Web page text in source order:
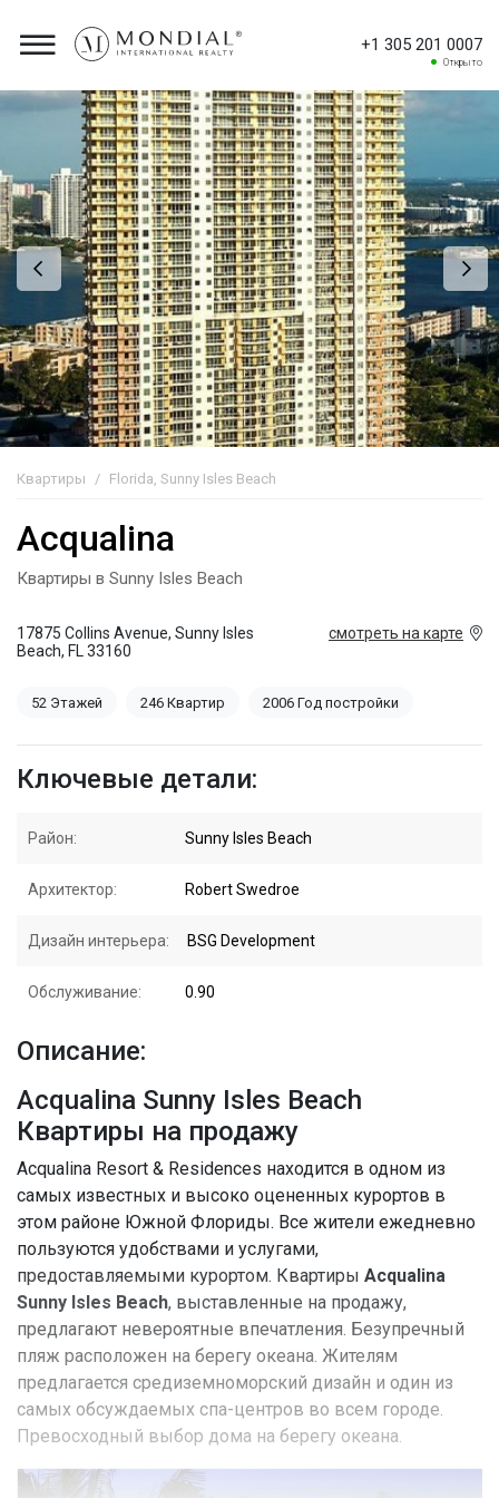
+1 305 201 0007
Открыто
Квартиры Florida, Sunny Isles Beach
Acqualina
Квартиры в Sunny Isles Beach
17875 Collins Avenue, Sunny Isles
Beach, FL 33160
смотреть на карте
52 Этажей 246 Квартир 2006 Год постройки
Ключевые детали:
Район: Sunny Isles Beach
Архитектор: Robert Swedroe
Дизайн интерьера: BSG Development
Обслуживание: 0.90
Описание:
Acqualina Sunny Isles Beach
Квартиры на продажу
Acqualina Resort & Residences находится в одном из
самых известных и высоко оцененных курортов в
этом районе Южной Флориды. Все жители ежедневно
пользуются удобствами и услугами,
предоставляемыми курортом. Квартиры Acqualina
Sunny Isles Beach, выставленные на продажу,
предлагают невероятные впечатления. Безупречный
пляж расположен на берегу океана. Жителям
предлагается средиземноморский дизайн и один из
самых обсуждаемых спа-центров во всем городе.
Превосходный выбор дома на берегу океана.